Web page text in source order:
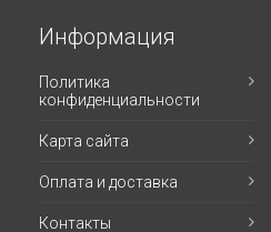
Информация
Политика
конфиденциальности
Карта сайта
Оплата и доставка
Контакты